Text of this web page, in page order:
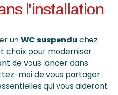
l'installation
unWC suspendu chez
choix pour moderniser
de vous lancer dans
moi de vous partager
qui vous aideront